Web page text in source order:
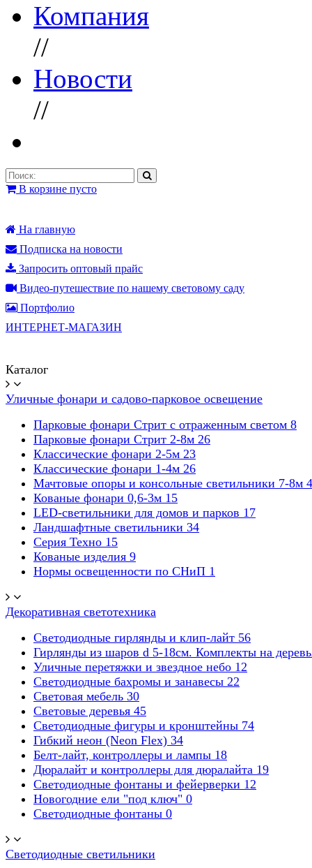
Компания
//
Новости
//
В корзине пусто
На главную
Подписка на новости
Запросить оптовый прайс
Видео-путешествие по нашему световому саду
Портфолио
ИНТЕРНЕТ-МАГАЗИН
Каталог
Уличные фонари и садово-парковое освещение
Парковые фонари Стрит с отраженным светом 8
Парковые фонари Стрит 2-8м 26
Классические фонари 2-5м 23
Классические фонари 1-4м 26
Мачтовые опоры и консольные светильники 7-8м 4
Кованые фонари 0,6-3м 15
LED-светильники для домов и парков 17
Ландшафтные светильники 34
Серия Техно 15
Кованые изделия 9
Нормы освещенности по СНиП 1
Декоративная светотехника
Светодиодные гирлянды и клип-лайт 56
Гирлянды из шаров d 5-18cм. Комплекты на
Уличные перетяжки и звездное небо 12
Светодиодные бахромы и занавесы 22
Световая мебель 30
Световые деревья 45
Светодиодные фигуры и кронштейны 74
Гибкий неон (Neon Flex) 34
Белт-лайт, контроллеры и лампы 18
Дюралайт и контроллеры для дюралайта 19
Светодиодные фонтаны и фейерверки 12
Новогодние ели "под ключ" 0
Светодиодные фонтаны 0
Светодиодные светильники